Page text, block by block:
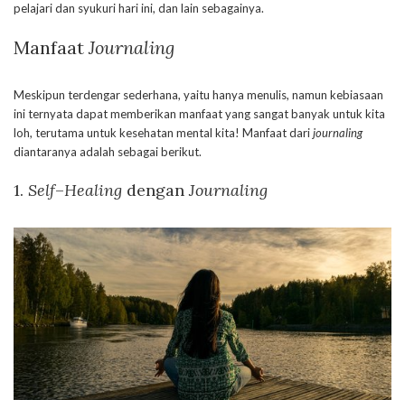
pelajari dan syukuri hari ini, dan lain sebagainya.
ManfaatJournaling
Meskipun terdengar sederhana, yaitu hanya menulis, namun kebiasaan
ini ternyata dapat memberikan manfaat yang sangat banyak untuk kita
loh, terutama untuk kesehatan mental kita! Manfaat darijournaling
diantaranya adalah sebagai berikut.
1. Self–Healing denganJournaling